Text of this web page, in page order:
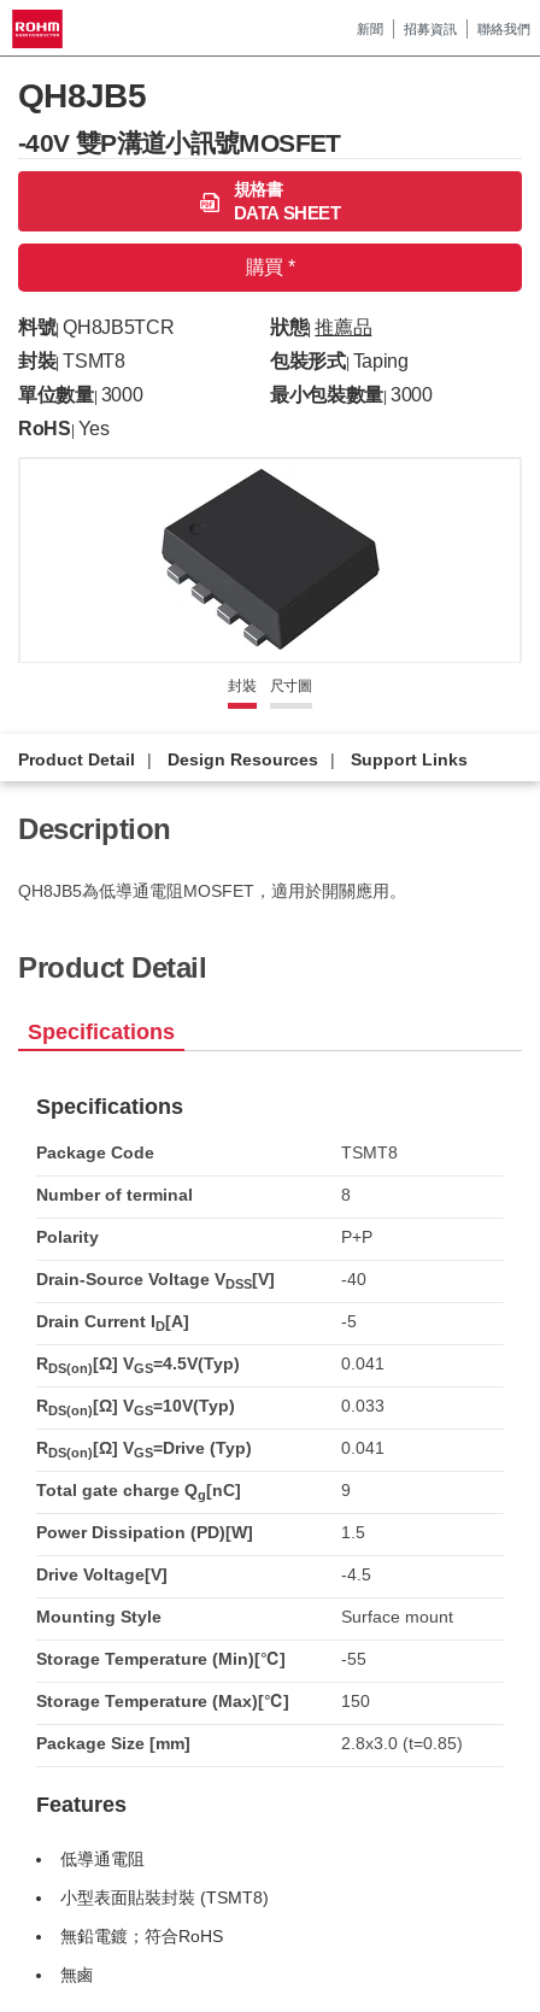
新聞 招募資訊 聯絡我們
QH8JB5
-40V 雙P溝道小訊號MOSFET
規格書
DATA SHEET
購買 *
料號|QH8JB5TCR 狀態|推薦品
封裝| TSMT8 包裝形式| Taping
單位數量| 3000 最小包裝數量 |3000
RoHS Yes
封裝 尺寸圖
Product Detail Design Resources Support Links
Description
QH8JB5為低導通電阻MOSFET，適用於開關應用。
Product Detail
Specifications
Specifications
Package Code TSMT8
Number of terminal 8
Polarity P+P
Drain-Source Voltage VDSS[V] -40
Drain Current ID[A] -5
RDS(on)[Ω] VGS=4.5V(Typ) 0.041
RDS(on)[Ω] VGS=10V(Typ) 0.033
RDS(on)[Ω] VGS=Drive (Typ) 0.041
Total gate charge Qg[nC] 9
Power Dissipation (PD)[W] 1.5
Drive Voltage[V] -4.5
Mounting Style Surface mount
Storage Temperature (Min)[℃] -55
Storage Temperature (Max)[℃] 150
Package Size [mm] 2.8x3.0 (t=0.85)
Features
低導通電阻
小型表面貼裝封裝 (TSMT8)
無鉛電鍍；符合RoHS
無鹵